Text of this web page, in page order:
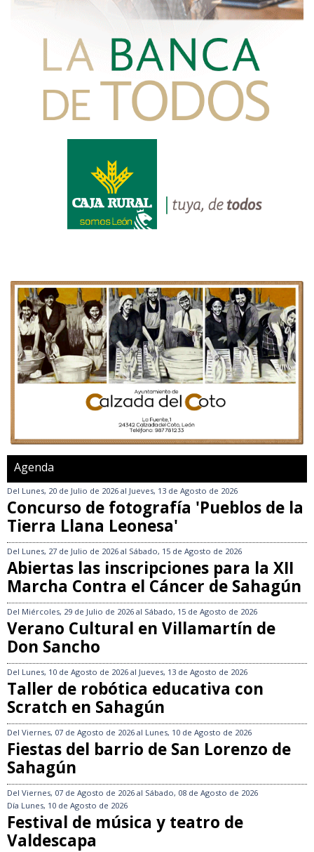
Agenda
Del Lunes, 20 de Julio de 2026 al Jueves, 13 de Agosto de 2026
Concurso de fotografía 'Pueblos de la
Tierra Llana Leonesa'
Del Lunes, 27 de Julio de 2026 al Sábado, 15 de Agosto de 2026
Abiertas las inscripciones para la XII
Marcha Contra el Cáncer de Sahagún
Del Miércoles, 29 de Julio de 2026 al Sábado, 15 de Agosto de 2026
Verano Cultural en Villamartín de
Don Sancho
Del Lunes, 10 de Agosto de 2026 al Jueves, 13 de Agosto de 2026
Taller de robótica educativa con
Scratch en Sahagún
Del Viernes, 07 de Agosto de 2026 al Lunes, 10 de Agosto de 2026
Fiestas del barrio de San Lorenzo de
Sahagún
Del Viernes, 07 de Agosto de 2026 al Sábado, 08 de Agosto de 2026
Día Lunes, 10 de Agosto de 2026
Festival de música y teatro de
Valdescapa